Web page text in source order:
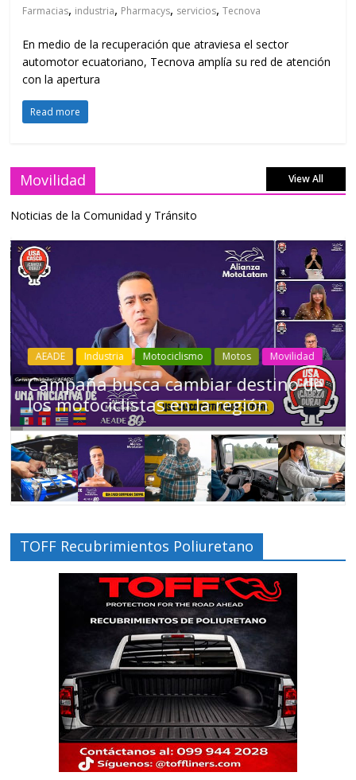
Farmacias, industria, Pharmacys, servicios,Tecnova
En medio de la recuperación que atraviesa el sector
automotor ecuatoriano, Tecnova amplía su red de atención
con la apertura
Read more
Movilidad View All
Noticias de la Comunidad y Tránsito
Industria Movilidad Transporte Varios
Choferes profesionales mantienen a
Ecuador en movimiento
TOFF Recubrimientos Poliuretano